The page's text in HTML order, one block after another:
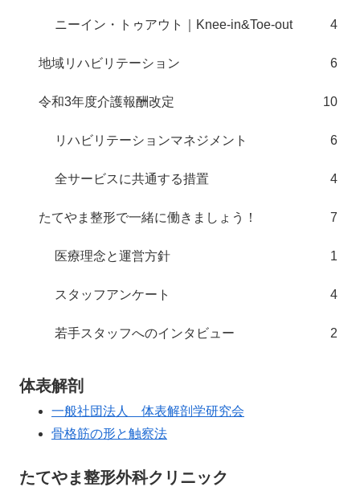
ニーイン・トゥアウト｜Knee-in&Toe-out 4
地域リハビリテーション 6
令和3年度介護報酬改定 10
リハビリテーションマネジメント 6
全サービスに共通する措置 4
たてやま整形で一緒に働きましょう！ 7
医療理念と運営方針 1
スタッフアンケート 4
若手スタッフへのインタビュー 2
体表解剖
一般社団法人 体表解剖学研究会
骨格筋の形と触察法
たてやま整形外科クリニック